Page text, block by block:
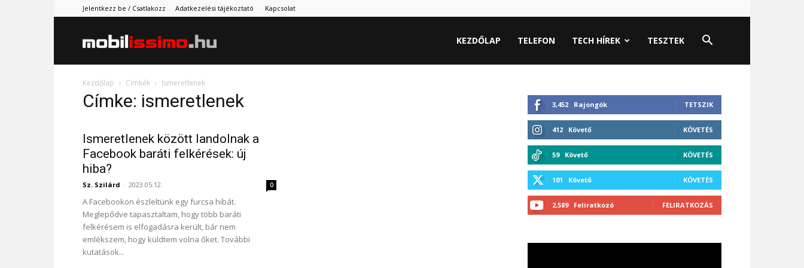
Jelentkezz be / Csatlakozz Adatkezelési tájékoztató Kapcsolat
Mobilissimo.hu KEZDŐLAP TELEFON TECH HÍREK TESZTEK
Kezdőlap Címkék Ismeretlenek
Címke: ismeretlenek
Ismeretlenek között landolnak a
Facebook baráti felkérések: új
hiba?
Sz. Szilárd - 2023.05.12. 0
A Facebookon észleltünk egy furcsa hibát.
Meglepődve tapasztaltam, hogy több baráti
felkérésem is elfogadásra került, bár nem
emlékszem, hogy küldtem volna őket. További
kutatások...
3,452 Rajongók TETSZIK
412 Követő KÖVETÉS
59 Követő KÖVETÉS
101 Követő KÖVETÉS
2,589 Feliratkozó FELIRATKOZÁS